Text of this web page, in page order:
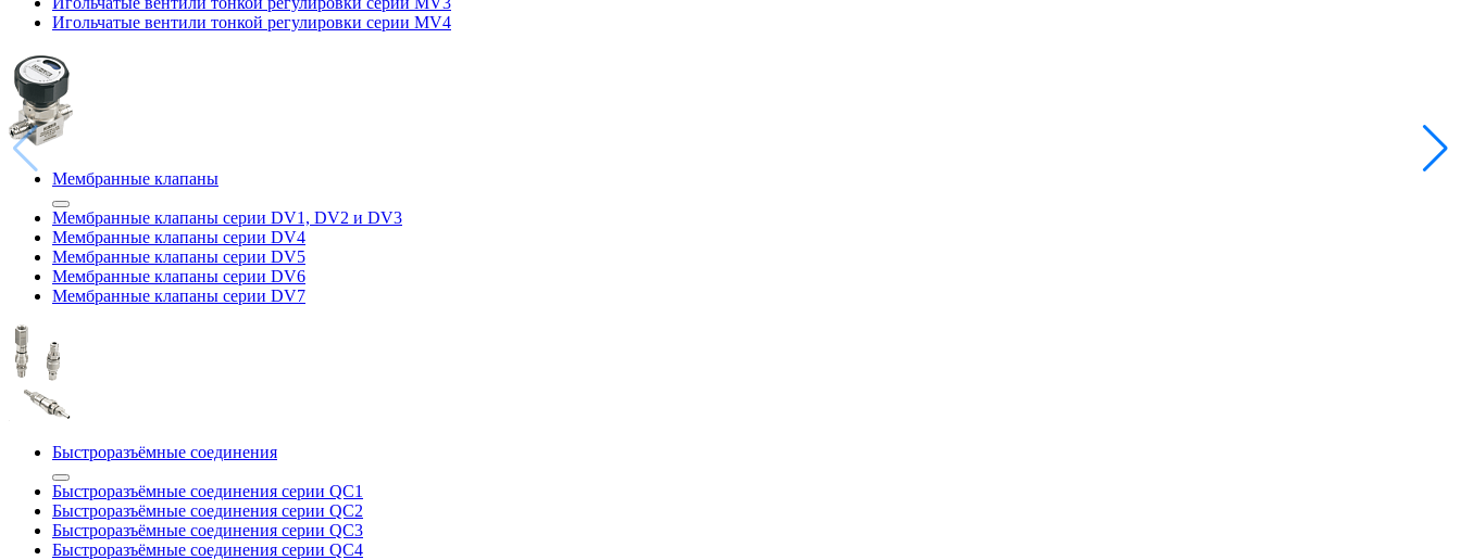
Игольчатые вентили тонкой регулировки серии MV4
Мембранные клапаны
Мембранные клапаны серии DV1, DV2 и DV3
Мембранные клапаны серии DV4
Мембранные клапаны серии DV5
Мембранные клапаны серии DV6
Мембранные клапаны серии DV7
Быстроразъёмные соединения
Быстроразъёмные соединения серии QC1
Быстроразъёмные соединения серии QC2
Быстроразъёмные соединения серии QC3
Быстроразъёмные соединения серии QC4